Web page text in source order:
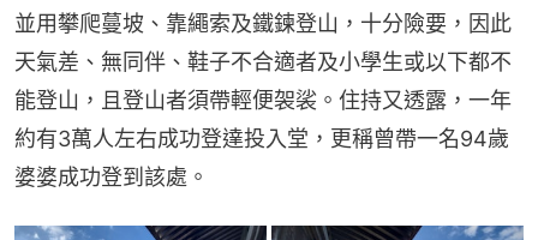
並用攀爬蔓坡、靠繩索及鐵鍊登山，十分險要，因此
天氣差、無同伴、鞋子不合適者及小學生或以下都不
能登山，且登山者須帶輕便袈裟。住持又透露，一年
約有3萬人左右成功登達投入堂，更稱曾帶一名94歲
婆婆成功登到該處。